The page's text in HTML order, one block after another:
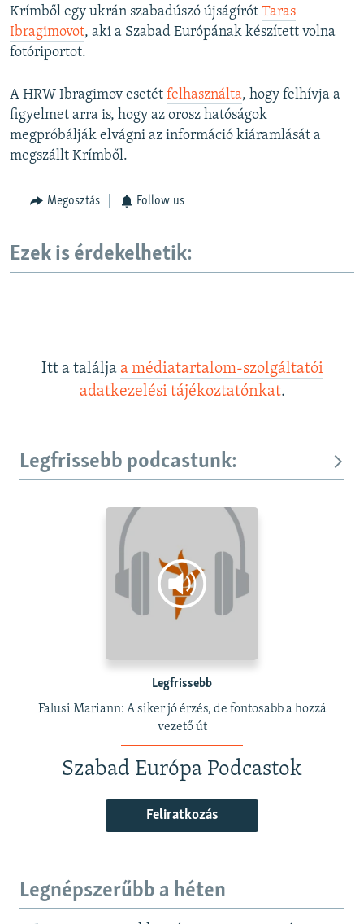
Krímből egy ukrán szabadúszó újságírót Taras
Ibragimovot, aki a Szabad Európának készített volna
fotóriportot.
A HRW Ibragimov esetét felhasználta, hogy felhívja a
figyelmet arra is, hogy az orosz hatóságok
megpróbálják elvágni az információ kiáramlását a
megszállt Krímből.
Megosztás Follow us
Ezek is érdekelhetik:
Itt a találja a médiatartalom-szolgáltatói
adatkezelési tájékoztatónkat.
Legfrissebb podcastunk:
Legfrissebb
Falusi Mariann: A siker jó érzés, de fontosabb a hozzá
vezető út
Szabad Európa Podcastok
Feliratkozás
Legnépszerűbb a héten